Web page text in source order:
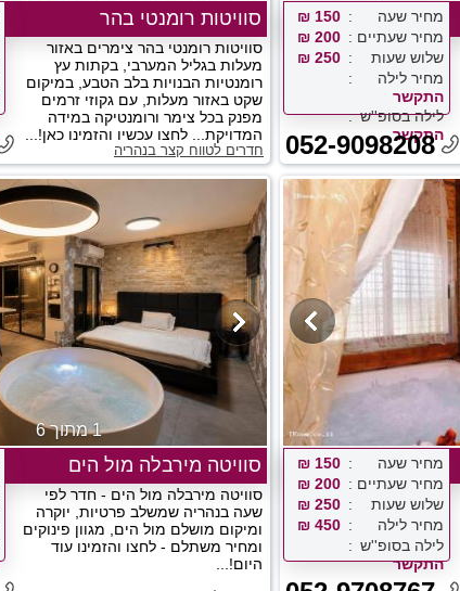
מחיר שעה
150 ₪
מחיר שעתיים
200 ₪
שלוש שעות
250 ₪
מחיר לילה
התקשר
לילה בסופ''ש
התקשר
052-9098208
סוויטות רומנטי בהר
סוויטות רומנטי בהר צימרים באזור
מעלות בגליל המערבי, בקתות עץ
רומנטיות הבנויות בלב הטבע, במיקום
שקט באזור מעלות, עם גקוזי זרמים
מפנק בכל צימר ורומנטיקה במידה
המדויקת... לחצו עכשיו והזמינו כאן!...
חדרים לטווח קצר בנהריה
מחיר שעה
150 ₪
מחיר שעתיים
200 ₪
שלוש שעות
250 ₪
מחיר לילה
450 ₪
לילה בסופ''ש
התקשר
1 מתוך 6
סוויטה מירבלה מול הים
סוויטה מירבלה מול הים - חדר לפי
שעה בנהריה שמשלב פרטיות, יוקרה
ומיקום מושלם מול הים, מגוון פינוקים
ומחיר משתלם - לחצו והזמינו עוד
היום!...